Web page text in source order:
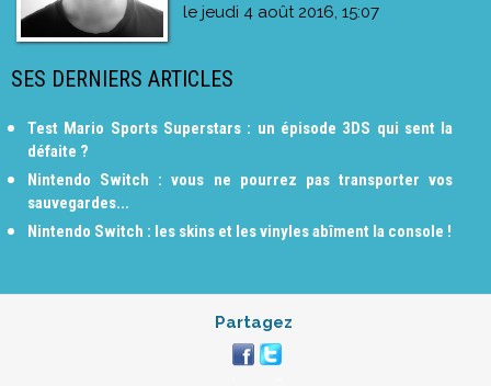
le jeudi 4 août 2016, 15:07
SES DERNIERS ARTICLES
Test Mario Sports Superstars : un épisode 3DS qui sent la
défaite ?
Nintendo Switch : vous ne pourrez pas transporter vos
sauvegardes...
Nintendo Switch : les skins et les vinyles abîment la console !
Partagez